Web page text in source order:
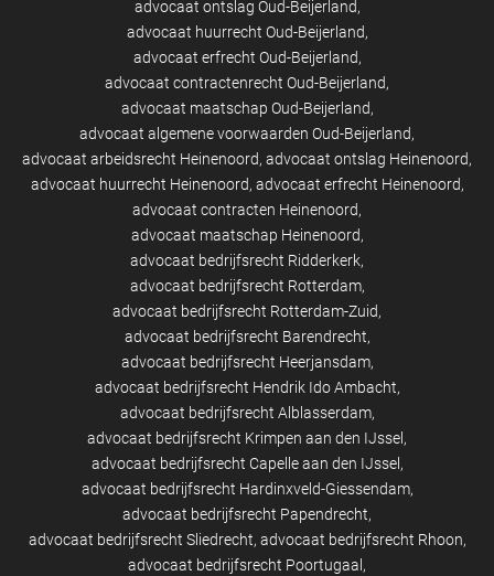
advocaat ontslag Oud-Beijerland
advocaat huurrecht Oud-Beijerland
advocaat erfrecht Oud-Beijerland
advocaat contractenrecht Oud-Beijerland
advocaat maatschap Oud-Beijerland
advocaat algemene voorwaarden Oud-Beijerland
advocaat arbeidsrecht Heinenoord advocaat ontslag Heinenoord
advocaat huurrecht Heinenoord advocaat erfrecht Heinenoord
advocaat contracten Heinenoord
advocaat maatschap Heinenoord
advocaat bedrijfsrecht Ridderkerk
advocaat bedrijfsrecht Rotterdam
advocaat bedrijfsrecht Rotterdam-Zuid
advocaat bedrijfsrecht Barendrecht
advocaat bedrijfsrecht Heerjansdam
advocaat bedrijfsrecht Hendrik Ido Ambacht
advocaat bedrijfsrecht Alblasserdam
advocaat bedrijfsrecht Krimpen aan den IJssel
advocaat bedrijfsrecht Capelle aan den IJssel
advocaat bedrijfsrecht Hardinxveld-Giessendam
advocaat bedrijfsrecht Papendrecht
advocaat bedrijfsrecht Sliedrecht advocaat bedrijfsrecht Rhoon
advocaat bedrijfsrecht Poortugaal